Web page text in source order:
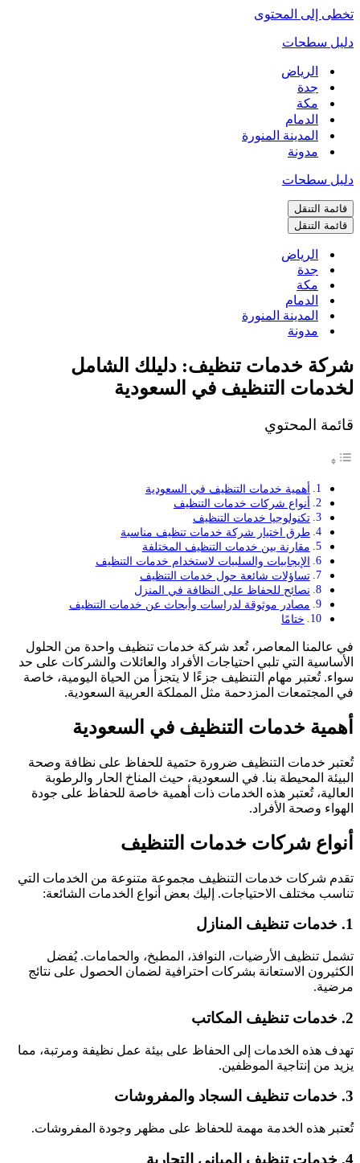
تخطى إلى المحتوى
دليل سطحات
الرياض
جدة
مكة
الدمام
المدينة المنورة
مدونة
دليل سطحات
قائمة التنقل
قائمة التنقل
الرياض
جدة
مكة
الدمام
المدينة المنورة
مدونة
شركة خدمات تنظيف: دليلك الشامل
لخدمات التنظيف في السعودية
قائمة المحتوي
أهمية خدمات التنظيف في السعودية
أنواع شركات خدمات التنظيف
تكنولوجيا خدمات التنظيف
طرق اختيار شركة خدمات تنظيف مناسبة
مقارنة بين خدمات التنظيف المختلفة
الإيجابيات والسلبيات لاستخدام خدمات التنظيف
تساؤلات شائعة حول خدمات التنظيف
نصائح للحفاظ على النظافة في المنزل
مصادر موثوقة لدراسات وأبحاث عن خدمات التنظيف
ختامًا
في عالمنا المعاصر، تُعد شركة خدمات تنظيف واحدة من الحلول
الأساسية التي تلبي احتياجات الأفراد والعائلات والشركات على حد
سواء. تُعتبر مهام التنظيف جزءًا لا يتجزأ من الحياة اليومية، خاصة
في المجتمعات المزدحمة مثل المملكة العربية السعودية.
أهمية خدمات التنظيف في السعودية
تُعتبر خدمات التنظيف ضرورة حتمية للحفاظ على نظافة وصحة
البيئة المحيطة بنا. في السعودية، حيث المناخ الحار والرطوبة
العالية، تُعتبر هذه الخدمات ذات أهمية خاصة للحفاظ على جودة
الهواء وصحة الأفراد.
أنواع شركات خدمات التنظيف
تقدم شركات خدمات التنظيف مجموعة متنوعة من الخدمات التي
تناسب مختلف الاحتياجات. إليك بعض أنواع الخدمات الشائعة:
1. خدمات تنظيف المنازل
تشمل تنظيف الأرضيات، النوافذ، المطبخ، والحمامات. يُفضل
الكثيرون الاستعانة بشركات احترافية لضمان الحصول على نتائج
مرضية.
2. خدمات تنظيف المكاتب
تهدف هذه الخدمات إلى الحفاظ على بيئة عمل نظيفة ومرتبة، مما
يزيد من إنتاجية الموظفين.
3. خدمات تنظيف السجاد والمفروشات
تُعتبر هذه الخدمة مهمة للحفاظ على مظهر وجودة المفروشات.
4. خدمات تنظيف المباني التجارية